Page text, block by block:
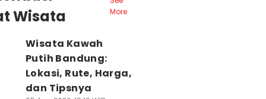
Wisata
More
Wisata Kawah
Putih Bandung:
Lokasi, Rute, Harga,
dan Tipsnya